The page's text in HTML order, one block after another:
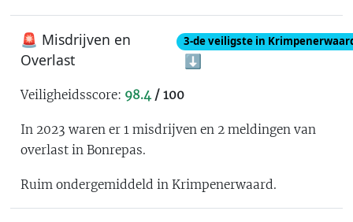
🚨 Misdrijven en
Overlast
3-deveiligste in
⬇️
Veiligheidsscore: 98.4 / 100
In 2023 waren er1 misdrijven en 2 meldingen van
overlast in Bonrepas.
Ruim ondergemiddeld in Krimpenerwaard .